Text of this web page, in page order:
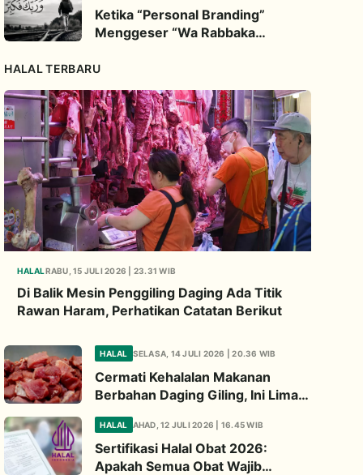
Ketika “Personal Branding”
Menggeser “Wa Rabbaka
HALAL TERBARU
HALALRABU, 15 JULI 2026 | 23.31 WIB
Di Balik Mesin Penggiling Daging Ada Titik
Rawan Haram, Perhatikan Catatan Berikut
HALAL SELASA, 14 JULI 2026 | 20.36 WIB
Cermati Kehalalan Makanan
Berbahan Daging Giling, Ini Lima
Diperhatikan
HALAL AHAD, 12 JULI 2026 | 16.45 WIB
Sertifikasi Halal Obat 2026:
Apakah Semua Obat Wajib